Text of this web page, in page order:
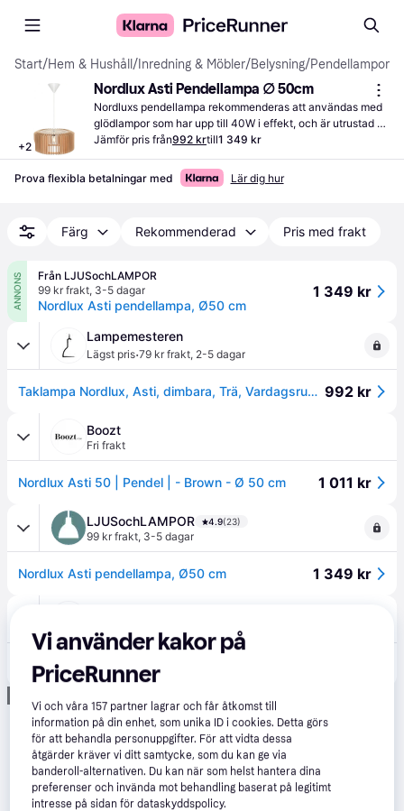
Start/Hem & Hushåll / Inredning & Möbler/Belysning/Pendellampor
+2
Nordlux Asti Pendellampa ∅ 50cm
Nordluxs pendellampa rekommenderas att användas med
glödlampor som har upp till 40W i effekt, och är utrustad
med IP20-klassificering.
Jämför pris från992 krtill1 349 kr
Prova flexibla betalningar med Lär dig hur
Färg Rekommenderad Pris med frakt
ANNONS
Från LJUSochLAMPOR
99 kr frakt, 3-5 dagar
Nordlux Asti pendellampa, Ø50 cm
1 349 kr
Lampemesteren
Lägst pris·79 kr frakt, 2-5 dagar
Taklampa Nordlux, Asti, dimbara, Trä, Vardagsrum, Trä 992 kr
Boozt
Fri frakt
Nordlux Asti 50 | Pendel | - Brown - Ø 50 cm 1 011 kr
LJUSochLAMPOR 4.9(23)
99 kr frakt, 3-5 dagar
Nordlux Asti pendellampa, Ø50 cm 1 349 kr
Nordlux - Asti 50 Natur Taklampa
Vi använder kakor på
PriceRunner
Vi och våra157 partner lagrar och får åtkomst till
information på din enhet, som unika ID i cookies. Detta görs
för att behandla personuppgifter. För att vidta dessa
åtgärder kräver vi ditt samtycke, som du kan ge via
banderoll-alternativen. Du kan när som helst hantera dina
preferenser och invända mot behandling baserat på legitimt
intresse på sidan för dataskyddspolicy.